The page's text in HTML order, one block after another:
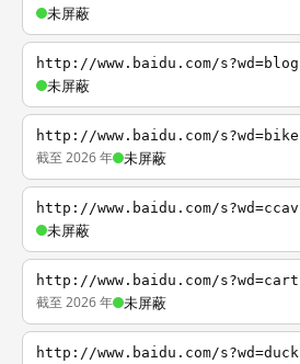
未屏蔽
http://www.baidu.com/s?wd=blog
未屏蔽
http://www.baidu.com/s?wd=bike
截至 2026 年 未屏蔽
http://www.baidu.com/s?wd=ccav
未屏蔽
http://www.baidu.com/s?wd=cart
截至 2026 年 未屏蔽
http://www.baidu.com/s?wd=duck